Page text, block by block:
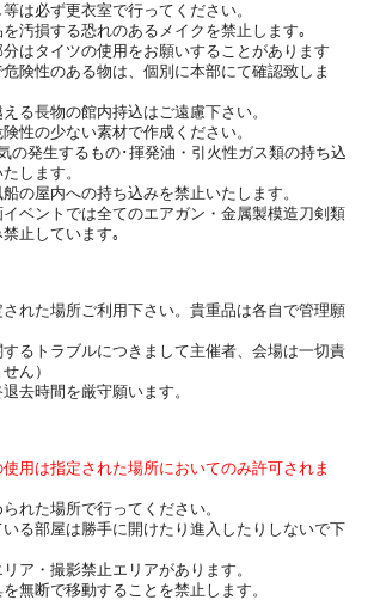
は必ず更衣室で行ってください。
汚損する恐れのあるメイクを禁止します｡
分はタイツの使用をお願いすることがあります
険性のある物は、個別に本部にて確認致しま
る長物の館内持込はご遠慮下さい。
性の少ない素材で作成ください。
の発生するもの･揮発油・引火性ガス類の持ち込
します。
の屋内への持ち込みを禁止いたします。
イベントでは全てのエアガン・金属製模造刀剣類
止しています｡
れた場所ご利用下さい。貴重品は各自で管理願
するトラブルにつきまして主催者、会場は一切責
ん）
去時間を厳守願います。
用は指定された場所においてのみ許可されま
れた場所で行ってください。
る部屋は勝手に開けたり進入したりしないで下
ア・撮影禁止エリアがあります。
無断で移動することを禁止します。